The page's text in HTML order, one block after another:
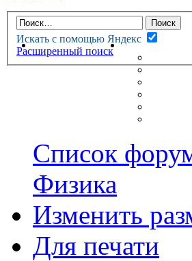
Искать с помощью Яндекс
Расширенный поиск
НОВАЯ ТЕОРИЯФОРУМ
Список
Физика
Изменить
Для печати